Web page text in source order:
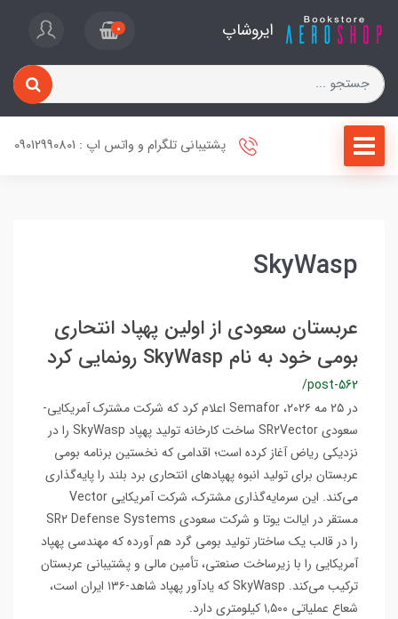
ایروشاپ 0
پشتیبانی تلگرام و واتس اپ : 09012990801
SkyWasp
عربستان سعودی از اولین پهپاد انتحاری
بومی خود به نام SkyWasp رونمایی کرد
/post-562
در ۲۵ مه ۲۰۲۶، Semafor اعلام کرد که شرکت مشترک آمریکایی-
سعودی SR2Vector ساخت کارخانه تولید پهپاد SkyWasp را در
نزدیکی ریاض آغاز کرده است؛ اقدامی که نخستین برنامه بومی
عربستان برای تولید انبوه پهپادهای انتحاری برد بلند را پایه‌گذاری
می‌کند. این سرمایه‌گذاری مشترک، شرکت آمریکایی Vector
مستقر در ایالت یوتا و شرکت سعودی SR2 Defense Systems
را در قالب یک ساختار تولید بومی گرد هم آورده که مهندسی پهپاد
آمریکایی را با زیرساخت صنعتی، تأمین مالی و پشتیبانی عربستان
ترکیب می‌کند. SkyWasp که یادآور پهپاد شاهد-۱۳۶ ایران است،
شعاع عملیاتی ۱,۵۰۰ کیلومتری دارد.